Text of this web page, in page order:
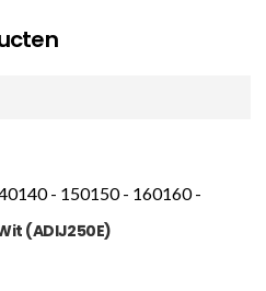
140 - 150150 - 160160 -
(ADIJ250E)